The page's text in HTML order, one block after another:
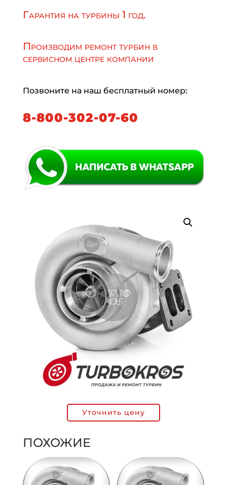
Гарантия на турбины 1 год.
Производим ремонт турбин в
сервисном центре компании
Позвоните на наш бесплатный номер:
8-800-302-07-60
Уточнить цену
ПОХОЖИЕ